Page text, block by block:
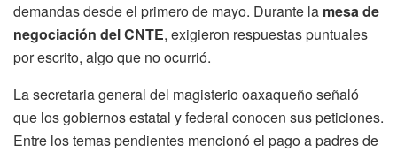
demandas desde el primero de mayo. Durante la mesa de
negociación del CNTE, exigieron respuestas puntuales
por escrito, algo que no ocurrió.
La secretaria general del magisterio oaxaqueño señaló
que los gobiernos estatal y federal conocen sus peticiones.
Entre los temas pendientes mencionó el pago a padres de